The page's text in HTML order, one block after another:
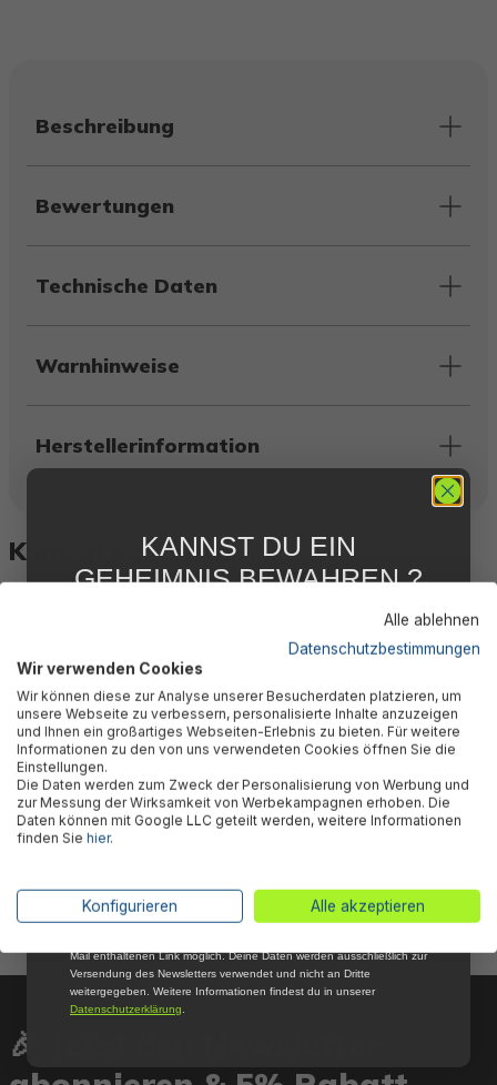
Beschreibung
Bewertungen
Technische Daten
Warnhinweise
Herstellerinformation
Kunden kauften auch
Bestway® Ersatzteil Oberer
Verbindungsschutz (braun) für
14,85 €*
Bestway® Ersatzteil Seitlicher
14,85 €*
🎉 Jetzt den Newsletter
Alle ablehnen
Datenschutzbestimmungen
Wir verwenden Cookies
Wir können diese zur Analyse unserer Besucherdaten platzieren, um
unsere Webseite zu verbessern, personalisierte Inhalte anzuzeigen
und Ihnen ein großartiges Webseiten-Erlebnis zu bieten. Für weitere
Informationen zu den von uns verwendeten Cookies öffnen Sie die
Einstellungen.
Die Daten werden zum Zweck der Personalisierung von Werbung und
zur Messung der Wirksamkeit von Werbekampagnen erhoben. Die
Daten können mit Google LLC geteilt werden, weitere Informationen
finden Sie hier.
Konfigurieren Alle akzeptieren
KANNST DU EIN
GEHEIMNIS BEWAHREN ?
FÜR DICH
Abonniere jetzt unseren kostenlosen
Newsletter, verpasse keine Neuigkeiten und
Aktionen mehr und sichere Dir 5 %
Willkommensrabatt auf nicht reduzierte Ware
bei Deiner ersten Bestellung !*
Email
*Mit der Anmeldung zum Newsletter stimmst du zu, regelmäßig per E-
Mail über aktuelle Angebote, Aktionen und Produktneuheiten
Mail enthaltenen Link möglich. Deine Daten werden ausschließlich zur
Versendung des Newsletters verwendet und nicht an Dritte
weitergegeben. Weitere Informationen findest du in unserer
Datenschutzerklärung